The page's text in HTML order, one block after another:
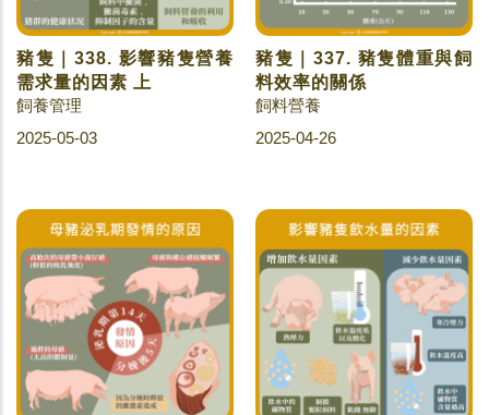
豬隻｜338. 影響豬隻營養
需求量的因素 上
飼養管理
2025-05-03
豬隻｜337. 豬隻體重與飼
料效率的關係
飼料營養
2025-04-26